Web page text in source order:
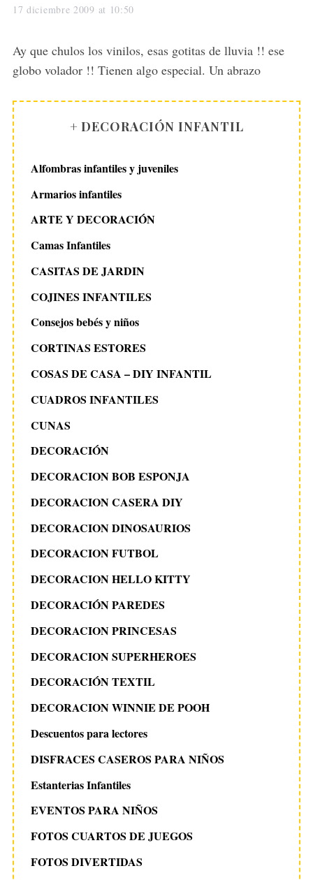
a
s
:
17 diciembre 2009 at 10:50
Ay que chulos los vinilos, esas gotitas de lluvia !! ese
globo volador !! Tienen algo especial. Un abrazo
+ DECORACIÓN INFANTIL
Alfombras infantiles y juveniles
Armarios infantiles
ARTE Y DECORACIÓN
Camas Infantiles
CASITAS DE JARDIN
COJINES INFANTILES
Consejos bebés y niños
CORTINAS ESTORES
COSAS DE CASA – DIY INFANTIL
CUADROS INFANTILES
CUNAS
DECORACIÓN
DECORACION BOB ESPONJA
DECORACION CASERA DIY
DECORACION DINOSAURIOS
DECORACION FUTBOL
DECORACION HELLO KITTY
DECORACIÓN PAREDES
DECORACION PRINCESAS
DECORACION SUPERHEROES
DECORACIÓN TEXTIL
DECORACION WINNIE DE POOH
Descuentos para lectores
DISFRACES CASEROS PARA NIÑOS
Estanterias Infantiles
EVENTOS PARA NIÑOS
FOTOS CUARTOS DE JUEGOS
FOTOS DIVERTIDAS